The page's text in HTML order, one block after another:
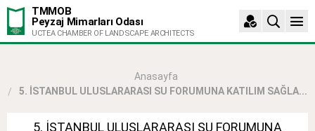
TMMOB
Peyzaj Mimarları Odası
UCTEA CHAMBER OF LANDSCAPE ARCHITECTS
Anasayfa
5. İSTANBUL ULUSLARARASI SU FORUMUNA KATILIM SAĞLA...
5. İSTANBUL ULUSLARARASI SU FORUMUNA